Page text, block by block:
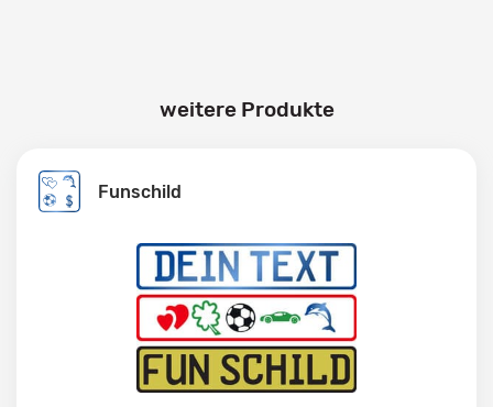
weitere Produkte
Funschild